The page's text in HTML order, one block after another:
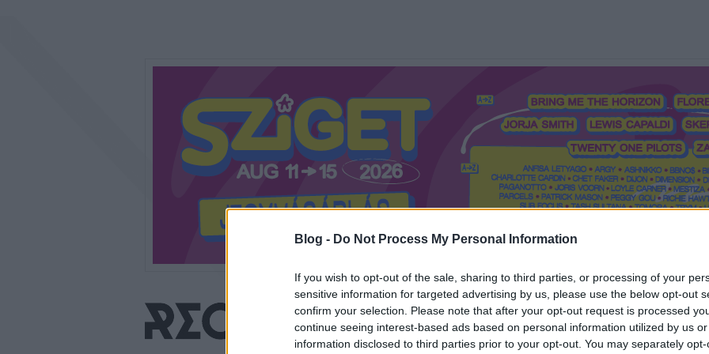
Blog - Do Not Process My Personal Information
If you wish to opt-out of the sale, sharing to third parties, or processing of your
sensitive information for targeted advertising by us, please use the below opt-out
confirm your selection. Please note that after your opt-out request is processed
continue seeing interest-based ads based on personal information utilized by us
information disclosed to third parties prior to your opt-out. You may separately
Mi a Recorder? Hol a Recorder? Előfizetés Régi Recorderek